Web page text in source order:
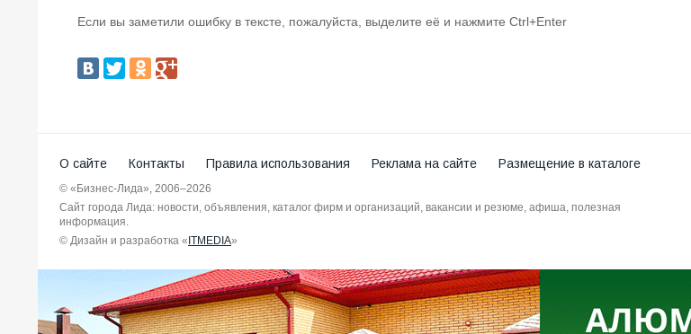
Если вы заметили ошибку в тексте, пожалуйста, выделите её и нажмите Ctrl+Enter
О сайте Контакты Правила использования Реклама на сайте Размещение в каталоге
© «Бизнес-Лида», 2006–2026
Сайт города Лида: новости, объявления, каталог фирм и организаций, вакансии и резюме, афиша, полезная
информация.
© Дизайн и разработка «ITMEDIA»